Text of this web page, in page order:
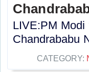
LIVE:PM
Chandrababu
CATEGORY: